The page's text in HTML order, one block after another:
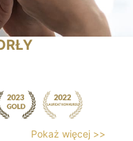
Pokaż więcej >>